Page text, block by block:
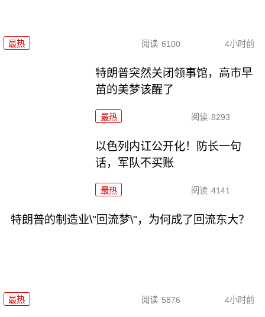
最热 阅读 6100 4小时前
特朗普突然关闭领事馆，高市早
苗的美梦该醒了
最热 阅读 8293
以色列内讧公开化！防长一句
话，军队不买账
最热 阅读 4141
特朗普的制造业\"回流梦\"，为何成了回流东大？
最热 阅读 5876 4小时前